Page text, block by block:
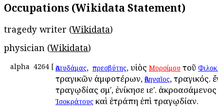
Occupations (Wikidata Statement)
tragedy writer (Wikidata)
physician (Wikidata)
alpha 4264 [ Ἀστυδάμας, ὁ πρεσβύτης, υἱὸς Μορσίμου τοῦ
τραγικῶν ἀμφοτέρων, Ἀθηναῖος, τραγικός.
τραγῳδίας σμʹ, ἐνίκησε ιεʹ.
Ἰσοκράτους καὶ ἐτράπη ἐπὶ τραγῳδίαν.